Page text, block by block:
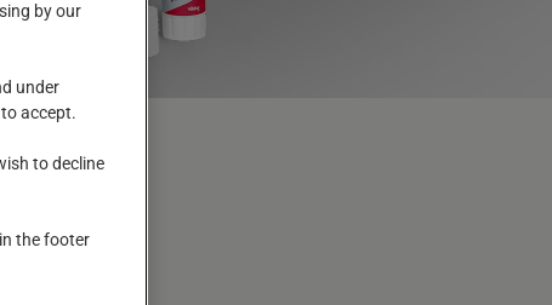
by our
under
accept.
to decline
the footer